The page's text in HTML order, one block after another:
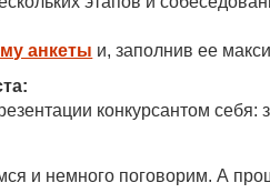
анкеты и, заполнив ее
конкурсантом
и немного поговорим. А